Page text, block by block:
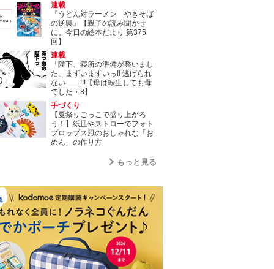
連載
『うどん対ラーメン やきそば
の逆襲』【親子の読み聞かせ
に。今日の絵本だより 第375
回】
連載
「陛下、寝所の準備が整いまし
た」まずいまずいっ!! 逃げられ
ない――!!!【母は転生しても母
でした・8】
手づくり
【夏祭りごっこで盛り上がろ
う！】紙皿やストローでフォト
プロップス風のおしゃれな「お
めん」の作り方
もっと見る